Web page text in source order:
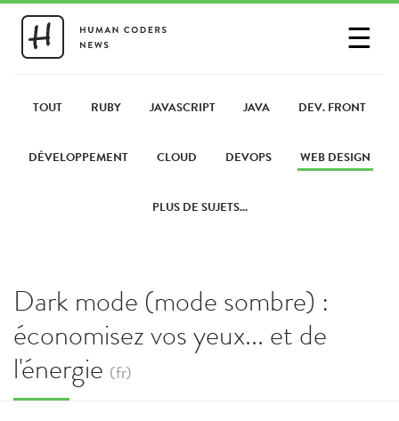
☰
PARTAGER UN LIEN
TOUT RUBY JAVASCRIPT JAVA DEV. FRONT
DÉVELOPPEMENT CLOUD DEVOPS WEB DESIGN
PLUS DE SUJETS...
Dark mode (mode sombre) :
économisez vos yeux... et de
l'énergie (fr)